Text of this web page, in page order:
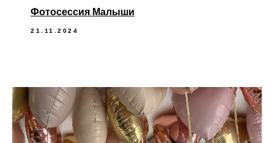
Фотосессия Малыши
21.11.2024